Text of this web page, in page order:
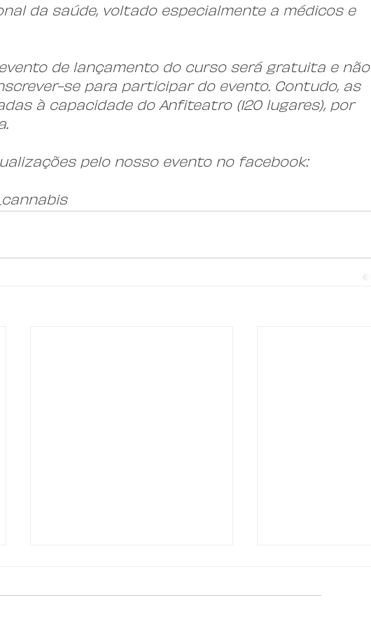
da saúde, voltado especialmente a médicos e
de lançamento do curso será gratuita e não
se para participar do evento. Contudo, as
à capacidade do Anfiteatro (120 lugares), por
pelo nosso evento no facebook: